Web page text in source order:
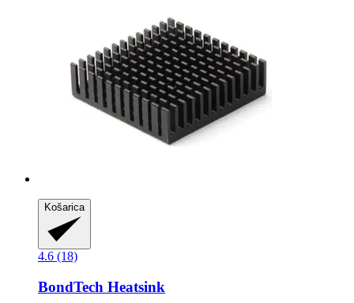
Košarica
4.6 (18)
BondTech Heatsink